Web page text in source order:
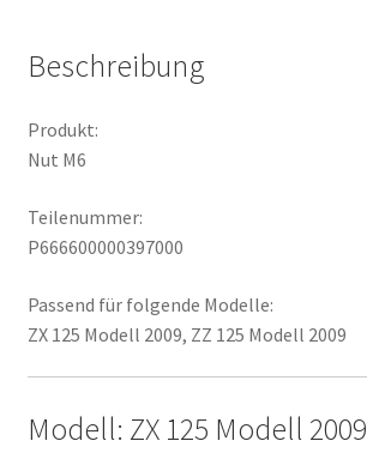
Beschreibung
Produkt:
Nut M6
Teilenummer:
P666600000397000
Passend für folgende Modelle:
ZX 125 Modell 2009, ZZ 125 Modell 2009
Modell: ZX 125 Modell 2009